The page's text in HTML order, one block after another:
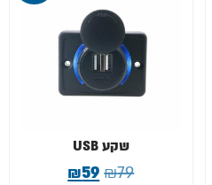
שקע USB
₪79
₪59